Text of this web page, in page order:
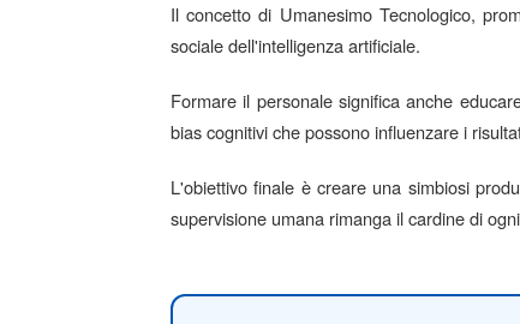
Il concetto di Umanesimo Tecnologico,
sociale dell'intelligenza artificiale.
Formare il personale significa anche
bias cognitivi che possono influenzare i
L'obiettivo finale è creare una simbiosi
supervisione umana rimanga il cardine di